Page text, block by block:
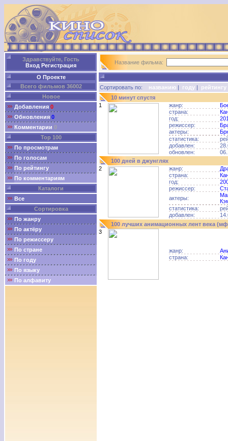
Здравствуйте, Гость
Вход Регистрация
О Проекте
Всего фильмов 36002
Новое
Добавления 0
Обновления 0
Комментарии 0
Top 100
По просмотрам
По голосам
По рейтингу
По комментариям
Каталоги
Все
Сортировка
По жанру
По актёру
По режиссеру
По стране
По году
По языку
По алфавиту
Название фильма:
Сортировать по: названию | году | рейтингу
10 минут спустя
1
жанр:
страна:
год:
режиссер:
актеры:
статистика:
добавлен:
обновлен:
100 дней в джунглях
2
жанр:
страна:
год:
режиссер:
актеры:
статистика:
добавлен:
100 лучших анимационных лент века
3
жанр:
страна: